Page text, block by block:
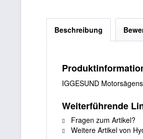
Beschreibung
IGGESUND
Weiterführende
Fragen zum Artikel?
Weitere Artikel von